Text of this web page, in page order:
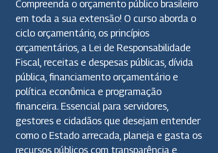
Compreenda o orçamento público brasileiro
em toda a sua extensão! O curso aborda o
ciclo orçamentário, os princípios
orçamentários, a Lei de Responsabilidade
Fiscal, receitas e despesas públicas, dívida
pública, financiamento orçamentário e
política econômica e programação
financeira. Essencial para servidores,
gestores e cidadãos que desejam entender
como o Estado arrecada, planeja e gasta os
recursos públicos com transparência e